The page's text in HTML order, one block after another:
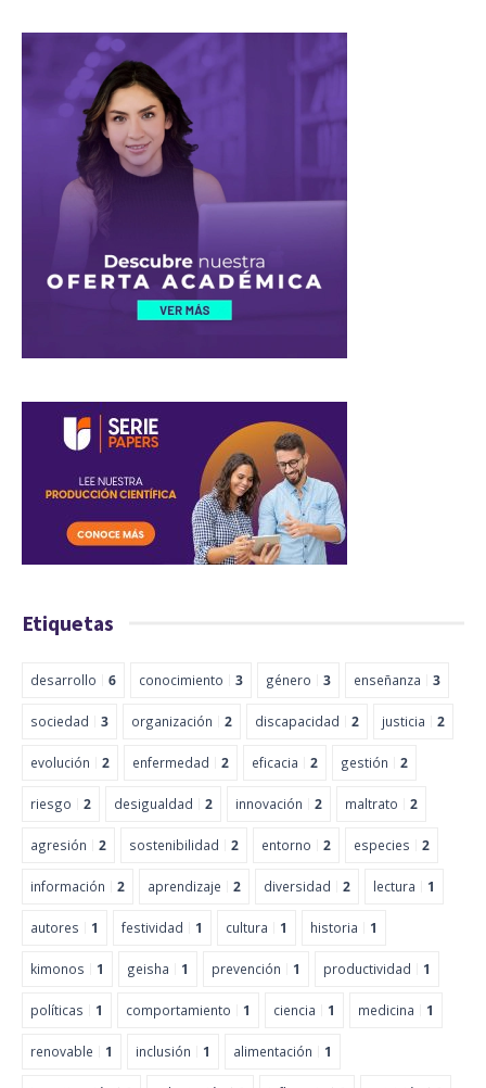
Etiquetas
desarrollo 6 conocimiento 3 género 3 enseñanza 3
sociedad 3 organización 2 discapacidad 2 justicia 2
evolución 2 enfermedad 2 eficacia 2 gestión 2
riesgo 2 desigualdad 2 innovación 2 maltrato 2
agresión 2 sostenibilidad 2 entorno 2 especies 2
información 2 aprendizaje 2 diversidad 2 lectura 1
autores 1 festividad 1 cultura 1 historia 1
kimonos 1 geisha 1 prevención 1 productividad 1
políticas 1 comportamiento 1 ciencia 1 medicina 1
renovable 1 inclusión 1 alimentación 1